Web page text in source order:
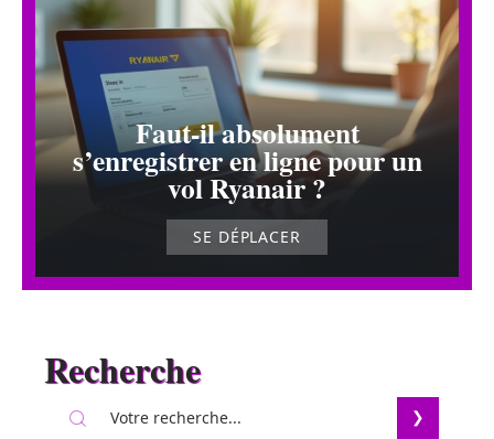
Faut-il absolument
s’enregistrer en ligne pour un
vol Ryanair ?
SE DÉPLACER
Recherche